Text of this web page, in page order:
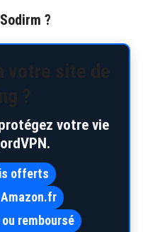
?
votre vie
offerts
remboursé